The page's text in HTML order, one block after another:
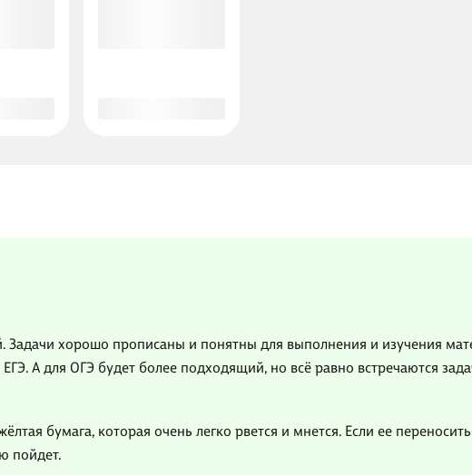
Задачи хорошо прописаны и понятны для выполнения и изучения
А для ОГЭ будет более подходящий, но всё равно встречаются
бумага, которая очень легко рвется и мнется. Если ее
пойдет.